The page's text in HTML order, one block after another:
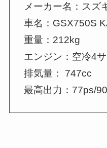
メーカー名：スズ
車名：GSX750S
重量：212kg
エンジン：空冷4
排気量： 747cc
最高出力：77ps/